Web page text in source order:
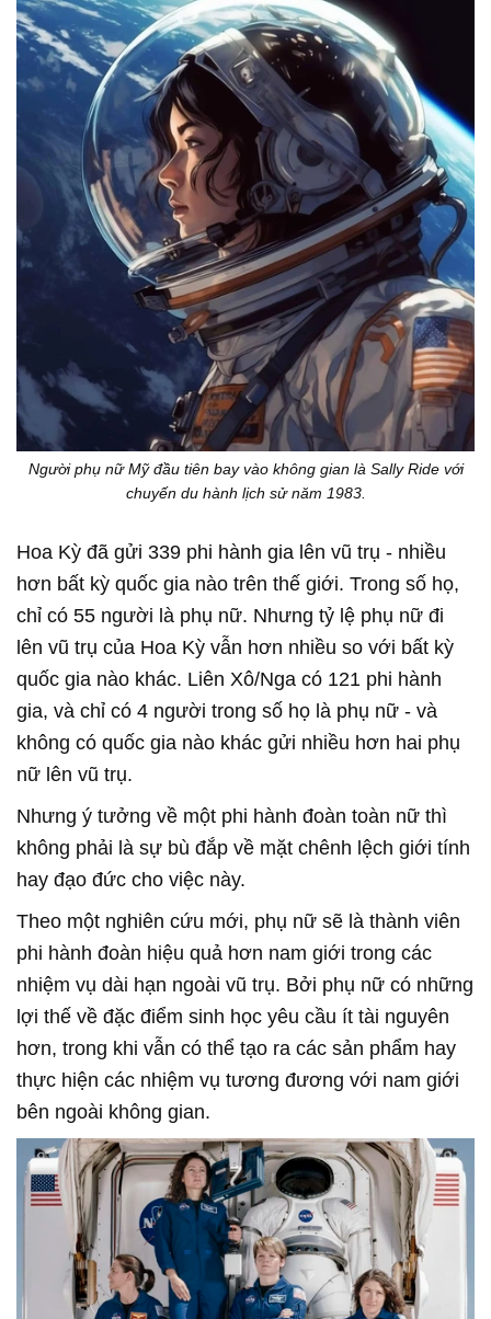
Người phụ nữ Mỹ đầu tiên bay vào không gian là Sally Ride với
chuyến du hành lịch sử năm 1983.
Hoa Kỳ đã gửi 339 phi hành gia lên vũ trụ - nhiều
hơn bất kỳ quốc gia nào trên thế giới. Trong số họ,
chỉ có 55 người là phụ nữ. Nhưng tỷ lệ phụ nữ đi
lên vũ trụ của Hoa Kỳ vẫn hơn nhiều so với bất kỳ
quốc gia nào khác. Liên Xô/Nga có 121 phi hành
gia, và chỉ có 4 người trong số họ là phụ nữ - và
không có quốc gia nào khác gửi nhiều hơn hai phụ
nữ lên vũ trụ.
Nhưng ý tưởng về một phi hành đoàn toàn nữ thì
không phải là sự bù đắp về mặt chênh lệch giới tính
hay đạo đức cho việc này.
Theo một nghiên cứu mới, phụ nữ sẽ là thành viên
phi hành đoàn hiệu quả hơn nam giới trong các
nhiệm vụ dài hạn ngoài vũ trụ. Bởi phụ nữ có những
lợi thế về đặc điểm sinh học yêu cầu ít tài nguyên
hơn, trong khi vẫn có thể tạo ra các sản phẩm hay
thực hiện các nhiệm vụ tương đương với nam giới
bên ngoài không gian.